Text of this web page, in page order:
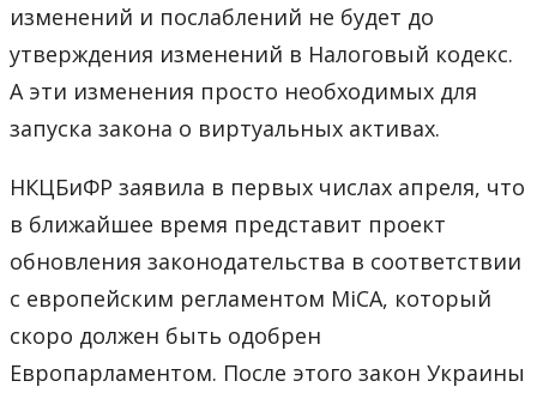
изменений и послаблений не будет до
утверждения изменений в Налоговый кодекс.
А эти изменения просто необходимых для
запуска закона о виртуальных активах.
НКЦБиФР заявила в первых числах апреля, что
в ближайшее время представит проект
обновления законодательства в соответствии
с европейским регламентом MiCA, который
скоро должен быть одобрен
Европарламентом. После этого закон Украины